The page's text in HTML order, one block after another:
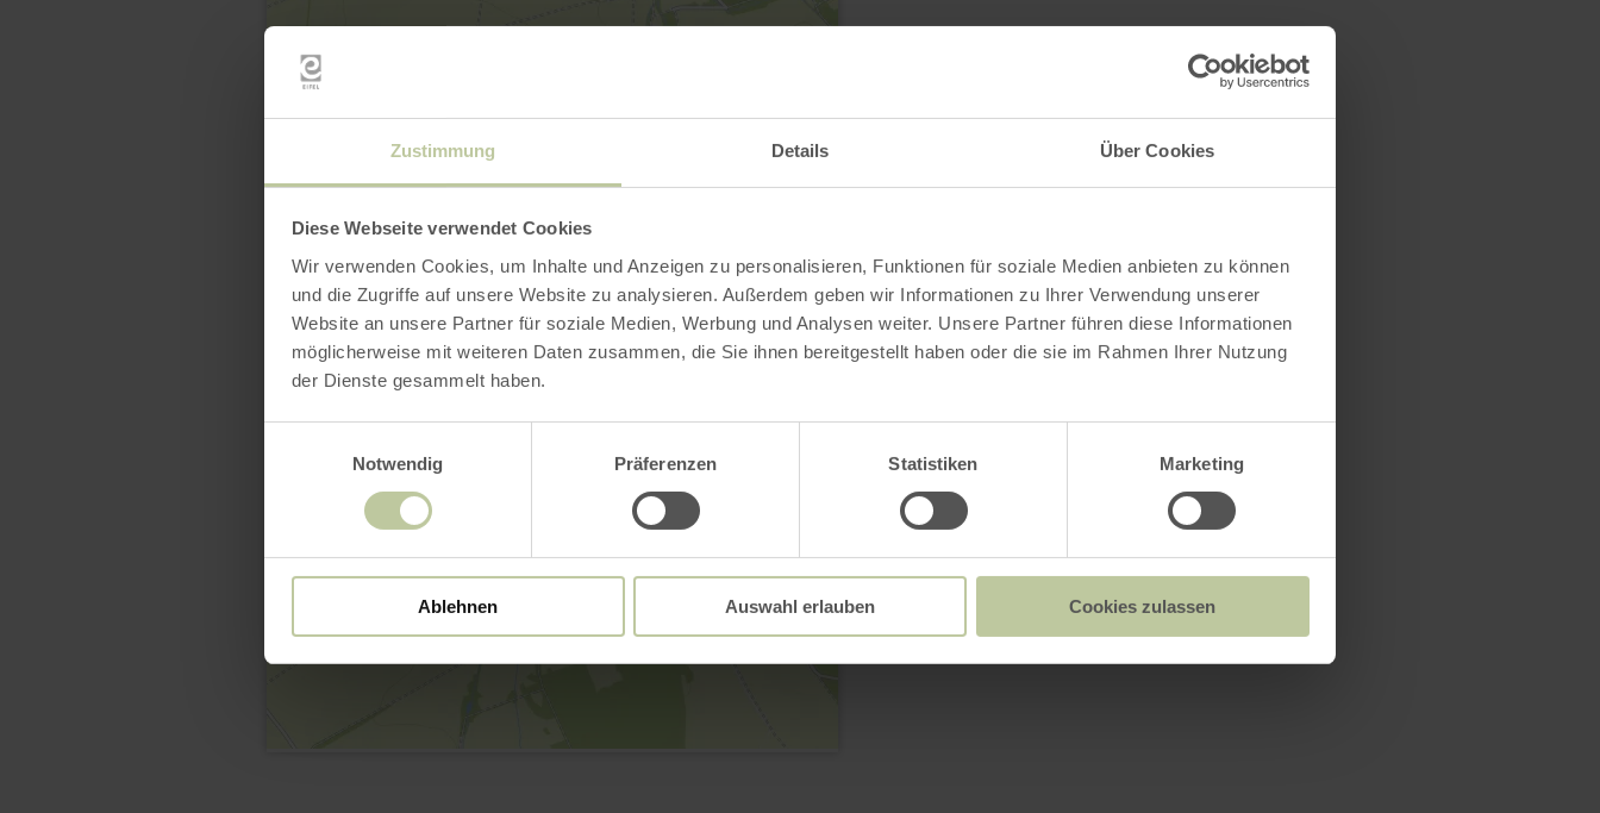
Zustimmung Details Über Cookies
Diese Webseite verwendet Cookies
Wir verwenden Cookies, um Inhalte und Anzeigen zu personalisieren, Funktionen für soziale Medien anbieten zu können
und die Zugriffe auf unsere Website zu analysieren. Außerdem geben wir Informationen zu Ihrer Verwendung unserer
Website an unsere Partner für soziale Medien, Werbung und Analysen weiter. Unsere Partner führen diese Informationen
möglicherweise mit weiteren Daten zusammen, die Sie ihnen bereitgestellt haben oder die sie im Rahmen Ihrer Nutzung
der Dienste gesammelt haben.
Notwendig
Präferenzen Statistiken Marketing
Ablehnen Auswahl erlauben Cookies zulassen
Görresweg 4
54597 Auw Schlausenbach
(0049) 6552 6007648
Webseite
Anreise planen
in Karte anzeigen